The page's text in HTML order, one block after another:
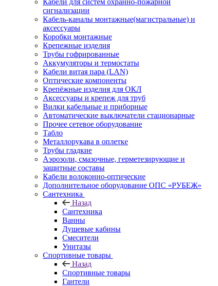
Кабели для систем охранно-пожарной
сигнализации
Кабель-каналы монтажные(магистральные) и
аксессуары
Коробки монтажные
Крепежные изделия
Трубы гофрированные
Аккумуляторы и термостаты
Кабели витая пара (LAN)
Оптические компоненты
Крепёжные изделия для ОКЛ
Аксессуары и крепеж для труб
Вилки кабельные и приборные
Автоматические выключатели стационарные
Прочее сетевое оборудование
Табло
Металлорукава в оплетке
Трубы гладкие
Аэрозоли, смазочные, герметезирующие и
защитные составы
Кабели волоконно-оптические
Дополнительное оборудование ОПС «РУБЕЖ»
Сантехника
Назад
Сантехника
Ванны
Душевые кабины
Смесители
Унитазы
Спортивные товары
Назад
Спортивные товары
Гантели